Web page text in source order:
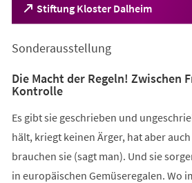
Stiftung Kloster Dalheim
(Öffnet
in
neuen
Sonderausstellung
Die Macht der Regeln! Zwischen
Kontrolle
Es gibt sie geschrieben und
hält, kriegt keinen Ärger, hat aber
brauchen sie (sagt man). Und sie
in europäischen Gemüseregalen. Wo